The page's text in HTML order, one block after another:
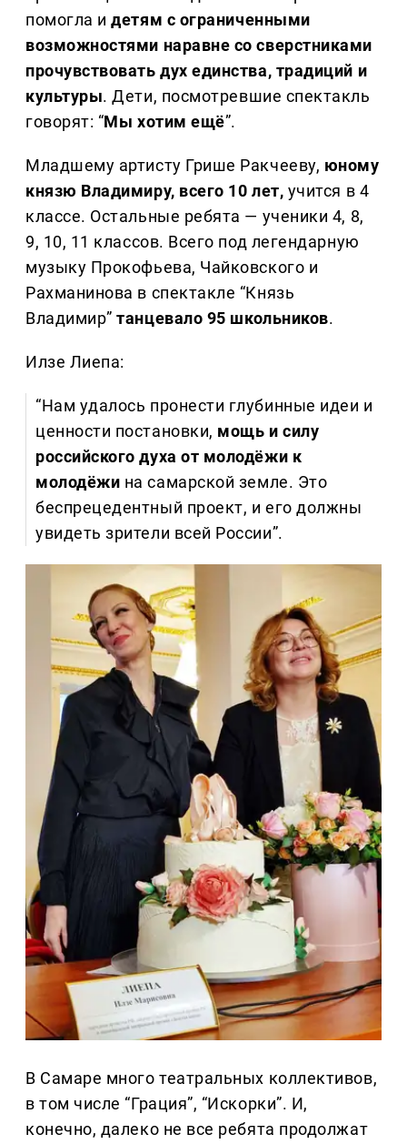
помогла идетям с ограниченными
возможностями наравне со сверстниками
прочувствовать дух единства, традиций и
культуры. Дети, посмотревшие спектакль
говорят: “Мы хотим ещё”.
Младшему артисту Грише Ракчееву, юному
князю Владимиру, всего 10 лет, учится в 4
классе. Остальные ребята — ученики 4, 8,
9, 10, 11 классов. Всего под легендарную
музыку Прокофьева, Чайковского и
Рахманинова в спектакле “Князь
Владимир”танцевало 95 школьников.
Илзе Лиепа:
“Нам удалось пронести глубинные идеи и
ценности постановки, мощь и силу
российского духа от молодёжи к
молодёжи на самарской земле. Это
беспрецедентный проект, и его должны
увидеть зрители всей России”.
В Самаре много театральных коллективов,
в том числе “Грация”, “Искорки”. И,
конечно, далеко не все ребята продолжат